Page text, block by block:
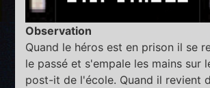
Observation
Quand le héros est en prison il se
le passé et s'empale les mains sur
post-it de l'école. Quand il revient